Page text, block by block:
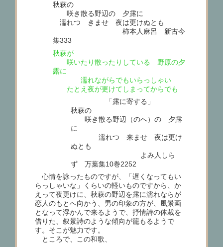
秋萩の
咲き散る野辺の 夕露に
濡れつゝきませ 夜は更けぬとも
柿本人麻呂 新古今
集333
秋萩が
咲いたり散ったりしている 野原の夕
露に
濡れながらでもいらっしゃい
たとえ夜が更けてしまってからでも
「露に寄する」
秋萩の
咲き散る野辺（のへ）の 夕露
に
濡れつゝ来ませ 夜は更け
ぬとも
よみ人しら
ず 万葉集10巻2252
心情を詠ったものですが、「遅くなってもい
らっしゃいな」くらいの軽いものですから、か
えって夜更けに、秋萩の野辺を露に濡れならが
恋人のもとへ向かう、男の印象の方が、風景画
となって浮かんで来るようで、抒情詩の体裁を
借りた、叙景詩のような傾向が籠もるようで
す。そこが魅力です。
ところで、この和歌、